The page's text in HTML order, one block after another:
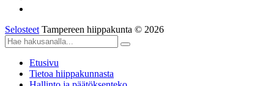
Selosteet Tampereen hiippakunta © 2026
Etusivu
Tietoa hiippakunnasta